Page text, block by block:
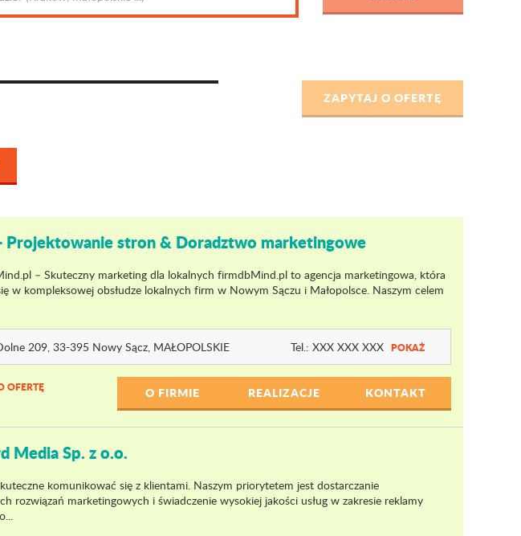
Projektowanie stron & Doradztwo marketingowe
– Skuteczny marketing dla lokalnych firmdbMind.pl to agencja marketingowa, która
w kompleksowej obsłudze lokalnych firm w Nowym Sączu i Małopolsce. Naszym celem
209, 33-395 Nowy Sącz, MAŁOPOLSKIE Tel.: XXX XXX XXX POKAŻ
OFERTĘ O FIRMIE REALIZACJE KONTAKT
Media Sp. z o.o.
komunikować się z klientami. Naszym priorytetem jest dostarczanie
rozwiązań marketingowych i świadczenie wysokiej jakości usług w zakresie reklamy